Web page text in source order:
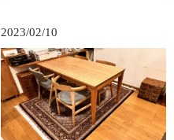
2023/02/10